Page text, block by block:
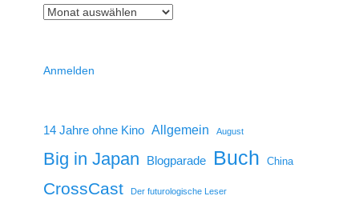
Anmelden
14 Jahre ohne Kino Allgemein August
Big in Japan Blogparade Buch China
CrossCast Der futurologische Leser